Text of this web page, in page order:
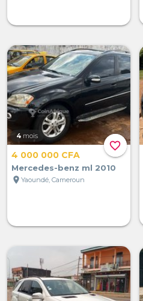
favorite_border
4 mois
4 000 000 CFA
Mercedes-benz ml 2010
location_on Yaoundé, Cameroun